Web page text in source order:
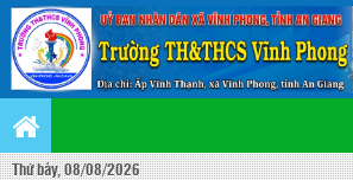
Thứ bảy, 08/08/2026